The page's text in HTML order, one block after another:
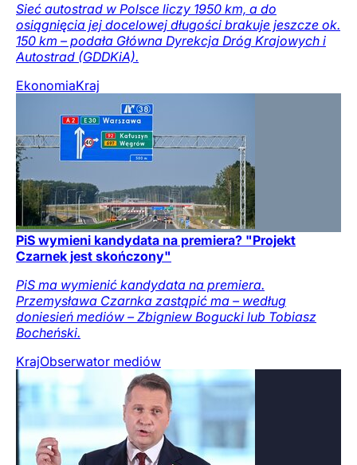
Sieć autostrad w Polsce liczy 1950 km, a do
osiągnięcia jej docelowej długości brakuje jeszcze ok.
150 km – podała Główna Dyrekcja Dróg Krajowych i
Autostrad (GDDKiA).
EkonomiaKraj
PiS wymieni kandydata na premiera? "Projekt
Czarnek jest skończony"
PiS ma wymienić kandydata na premiera.
Przemysława Czarnka zastąpić ma – według
doniesień mediów – Zbigniew Bogucki lub Tobiasz
Bocheński.
KrajObserwator mediów